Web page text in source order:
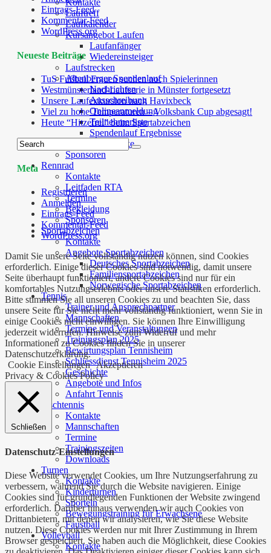
Kontakte
Lauftreff
Laufkalender
Kursangebot Laufen
Laufanfänger
Wiedereinsteiger
Laufstrecken
Altenberger Spendenlauf
Nachrichten
Ausschreibung
Onlineanmeldung
Teilnehmerliste
Spendenlauf Ergebnisse
Laufstrecke
Sponsoren
Rennrad
Kontakte
Leitfaden RTA
Termine
Bekleidung
Sponsoren
Sportabzeichen
Kontakte
Angebote Sportabzeichen
Deutsches Sportabzeichen
Familiensportabzeichen
Norwegische Sportabzeichen
Tennis
Trainer und Ansprechpartner
Mannschaften
Termine und Veranstaltungen
Trainingsplan 2025
Bewirtungsplan Tennisheim
Schliessdienst Tennisheim 2025
Geschichte
Angebote und Infos
Anfahrt Tennis
Tischtennis
Kontakte
Mannschaften
Termine
Trainingszeiten
Downloads
Turnen
Kontakte
Kinderturnen
Sporteln
Bewegungstraining für Erwachsene
Faustball
Volleyball
Kontakte
Eintrags-Feed
Kommentar-Feed
WordPress.org
Neueste Beiträge
TuS Fußball Frauen suchen noch Spielerinnen
Westmünsterland-Laufserie in Münster fortgesetzt
Unsere Laufexkursion nach Havixbeck
Viel zu hohe Temperaturen – Volksbank Cup abgesagt!
Heute “Hitzefrei” beim Sportabzeichen
Meta
Registrieren
Anmelden
Eintrags-Feed
Kommentar-Feed
WordPress.org
Damit Sie unsere Seite vollständig nutzen können, sind Cookies
erforderlich. Einige dieser Cookies sind notwendig, damit unsere
Seite überhaupt funktioniert, andere Cookies sind nur für ein
komfortables Nutzungserlebnis oder unsere Statistiken erforderlich.
Bitte stimmen Sie all unseren Cookies zu und beachten Sie, dass
unsere Seite für Sie nicht mehr vollständig funktioniert, wenn Sie in
einige Cookies nicht einwilligen. Sie können Ihre Einwilligung
jederzeit widerrufen. Hinweise zum Widerruf und mehr
Informationen zu Cookies finden Sie in unserer
Datenschutzerklärung.
Cookie Einstellungen Akzeptieren
Privacy & Cookies Policy
Schließen
Datenschutz-Einstellungen
Diese Website verwendet Cookies, um Ihre Nutzungserfahrung zu
verbessern, während Sie durch die Website navigieren. Einige
Cookies sind für grundlegenden Funktionen der Website zwingend
erforderlich. Darüber hinaus verwenden wir auch Cookies von
Drittanbietern, mit denen wir analysieren, wie Sie diese Website
nutzen. Diese Cookies werden nur mit Ihrer Zustimmung in Ihrem
Browser gespeichert. Sie haben auch die Möglichkeit, diese Cookies